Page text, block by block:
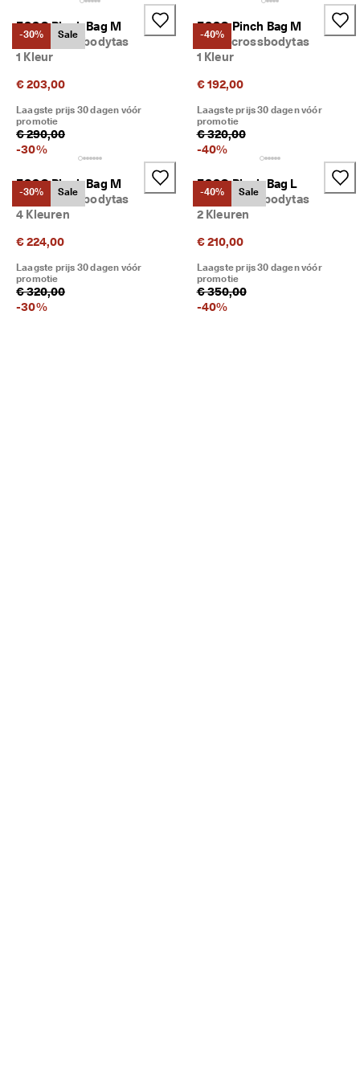
-30% Sale
ECCO Pinch Bag M
Leren crossbodytas
1 Kleur
€ 203,00
Laagste prijs 30 dagen vóór
promotie
€ 290,00
-30%
-40%
ECCO Pinch Bag M
Leren crossbodytas
1 Kleur
€ 192,00
Laagste prijs 30 dagen vóór
promotie
€ 320,00
-40%
-30% Sale
ECCO Pinch Bag M
Leren crossbodytas
4 Kleuren
€ 224,00
Laagste prijs 30 dagen vóór
promotie
€ 320,00
-30%
-40% Sale
ECCO Pinch Bag L
Leren crossbodytas
2 Kleuren
€ 210,00
Laagste prijs 30 dagen vóór
promotie
€ 350,00
-40%